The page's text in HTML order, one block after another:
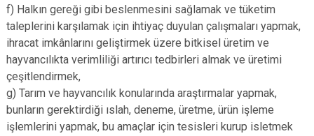
f) Halkın gereği gibi beslenmesini sağlamak ve tüketim
taleplerini karşılamak için ihtiyaç duyulan çalışmaları yapmak,
ihracat imkânlarını geliştirmek üzere bitkisel üretim ve
hayvancılıkta verimliliği artırıcı tedbirleri almak ve üretimi
çeşitlendirmek,
g) Tarım ve hayvancılık konularında araştırmalar yapmak,
bunların gerektirdiği ıslah, deneme, üretme, ürün işleme
işlemlerini yapmak, bu amaçlar için tesisleri kurup isletmek